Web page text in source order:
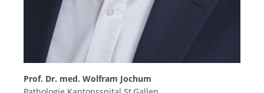
Prof. Dr. med. Wolfram Jochum